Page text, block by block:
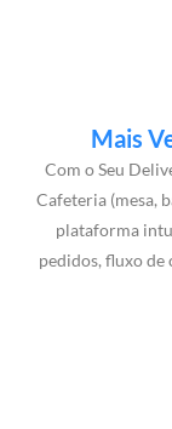
Mais
Com o Seu
Cafeteria (mesa,
plataforma
pedidos, fluxo de